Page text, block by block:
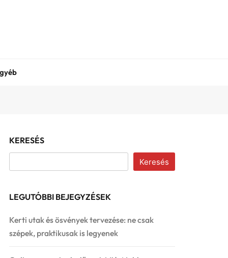
KERESÉS
Keresés
LEGUTÓBBI BEJEGYZÉSEK
Kerti utak és ösvények tervezése: ne csak
szépek, praktikusak is legyenek